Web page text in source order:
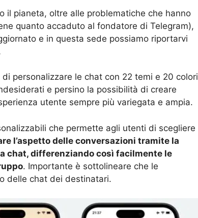
il pianeta, oltre alle problematiche che hanno
quanto accaduto al fondatore di Telegram),
e in questa sede possiamo riportarvi
personalizzare le chat con 22 temi e 20 colori
e persino la possibilità di creare
utente sempre più variegata e ampia.
che permette agli utenti di scegliere
l’aspetto delle conversazioni tramite la
chat, differenziando così facilmente le
. Importante è sottolineare che le
delle chat dei destinatari.